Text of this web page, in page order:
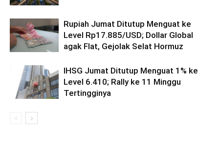
Rupiah Jumat Ditutup Menguat ke
Level Rp17.885/USD; Dollar Global
agak Flat, Gejolak Selat Hormuz
IHSG Jumat Ditutup Menguat 1% ke
Level 6.410; Rally ke 11 Minggu
Tertingginya